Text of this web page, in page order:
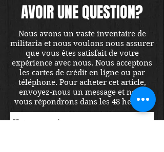
AVOIR UNE QUESTION?
Nous avons un vaste inventaire de
militaria et nous voulons nous assurer
que vous êtes satisfait de votre
expérience avec nous. Nous acceptons
les cartes de crédit en ligne ou par
téléphone. Pour acheter cet article,
envoyez-nous un message et nous
vous répondrons dans les 48 heures.